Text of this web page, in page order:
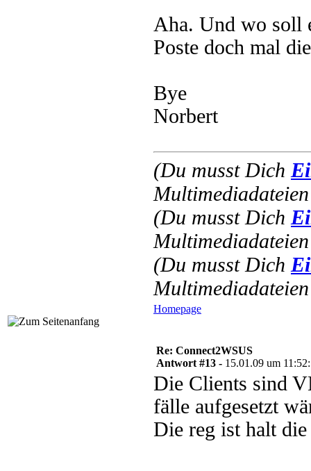
Aha. Und wo soll
Poste doch mal
Bye
Norbert
(Du musst Dich
(Du musst Dich
(Du musst Dich
Homepage
Re: Connect2WSUS
Antwort #13 - 15.01.09 um
Die Clients sind
fälle aufgesetzt
Die reg ist halt